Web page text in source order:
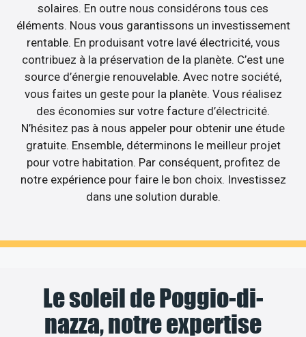
solaires. En outre nous considérons tous ces
éléments. Nous vous garantissons un investissement
rentable. En produisant votre lavé électricité, vous
contribuez à la préservation de la planète. C’est une
source d’énergie renouvelable. Avec notre société,
vous faites un geste pour la planète. Vous réalisez
des économies sur votre facture d’électricité.
N’hésitez pas à nous appeler pour obtenir une étude
gratuite. Ensemble, déterminons le meilleur projet
pour votre habitation. Par conséquent, profitez de
notre expérience pour faire le bon choix. Investissez
dans une solution durable.
Le soleil de Poggio-di-
nazza, notre expertise